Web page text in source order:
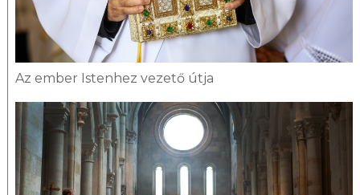
Az ember Istenhez vezető útja